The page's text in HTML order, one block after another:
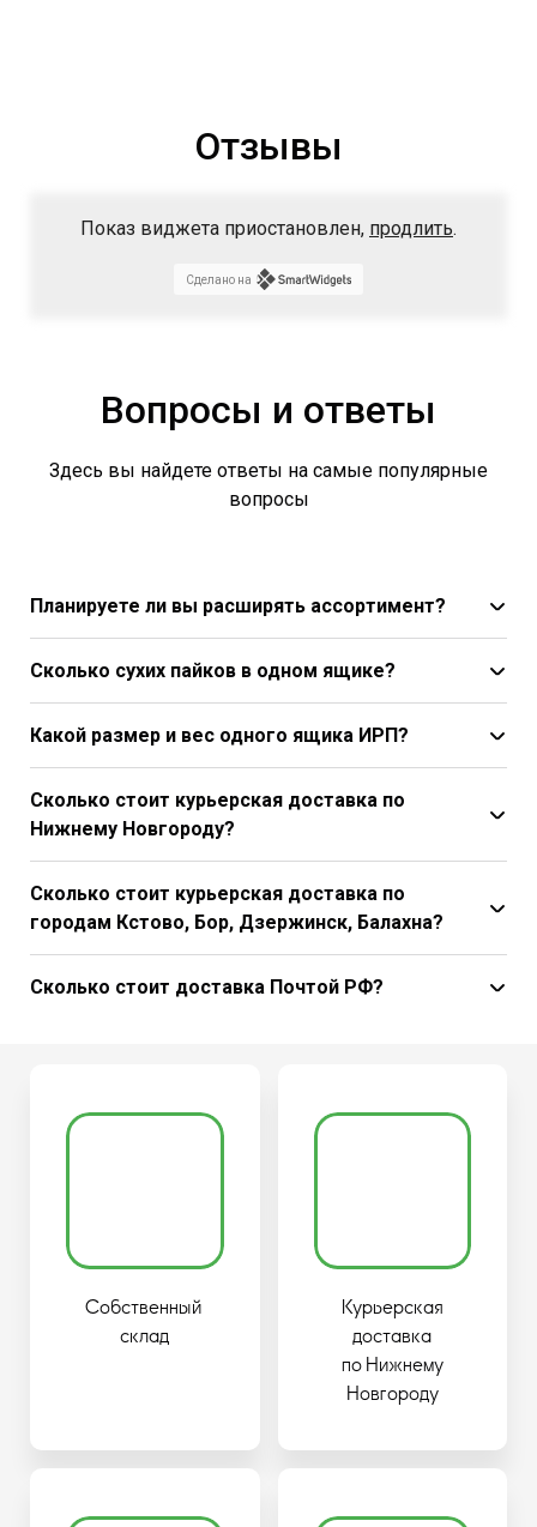
Отзывы
Показ виджета приостановлен, продлить.
Сделано на
Вопросы и ответы
Здесь вы найдете ответы на самые популярные
вопросы
Планируете ли вы расширять ассортимент?
Сколько сухих пайков в одном ящике?
Какой размер и вес одного ящика ИРП?
Сколько стоит курьерская доставка по
Нижнему Новгороду?
Сколько стоит курьерская доставка по
городам Кстово, Бор, Дзержинск, Балахна?
Сколько стоит доставка Почтой РФ?
Собственный
склад
Курьерская
доставка
по Нижнему
Новгороду